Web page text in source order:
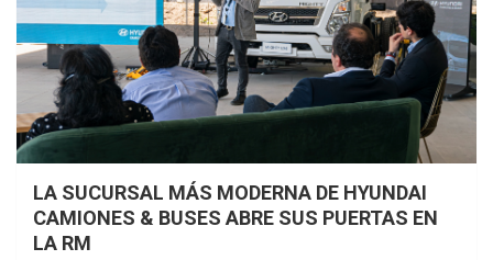
LA SUCURSAL MÁS MODERNA DE HYUNDAI
CAMIONES & BUSES ABRE SUS PUERTAS EN
LA RM